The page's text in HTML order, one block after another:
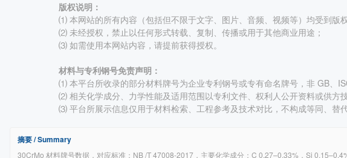
版权说明：
⑴ 本网站的所有内容（包括但不限于文字、图片、音频、视频等）均受到版
⑵ 未经授权，禁止以任何形式转载、复制、传播或用于其他商业用途；
⑶ 如需使用本网站内容，请提前获得授权。
材料与专利钢号免责声明：
⑴ 本平台所收录的部分材料牌号为企业专利钢号或专有命名牌号，非 GB、
⑵ 相关化学成分、力学性能及适用范围以专利文件、权利人公开资料或供方
⑶ 平台所展示信息仅用于材料检索、工程参考及技术对比，不构成等同、替代
摘要 / Summary
30CrMo 材料牌号数据，对应标准：NB /T 47008-2017，主要化学成分：C 0.27–0.33%，Si